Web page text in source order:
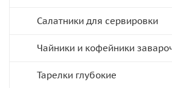
Салатники для сервировки
Чайники и кофейники
Тарелки глубокие